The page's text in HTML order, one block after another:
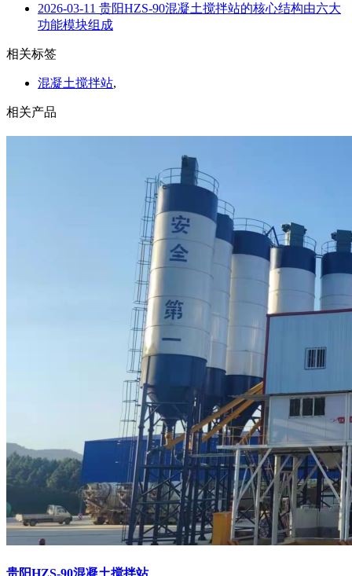
2026-03-11 贵阳HZS-90混凝土搅拌站的核心结构由六大
功能模块组成
相关标签
混凝土搅拌站,
相关产品
贵阳HZS-90混凝土搅拌站